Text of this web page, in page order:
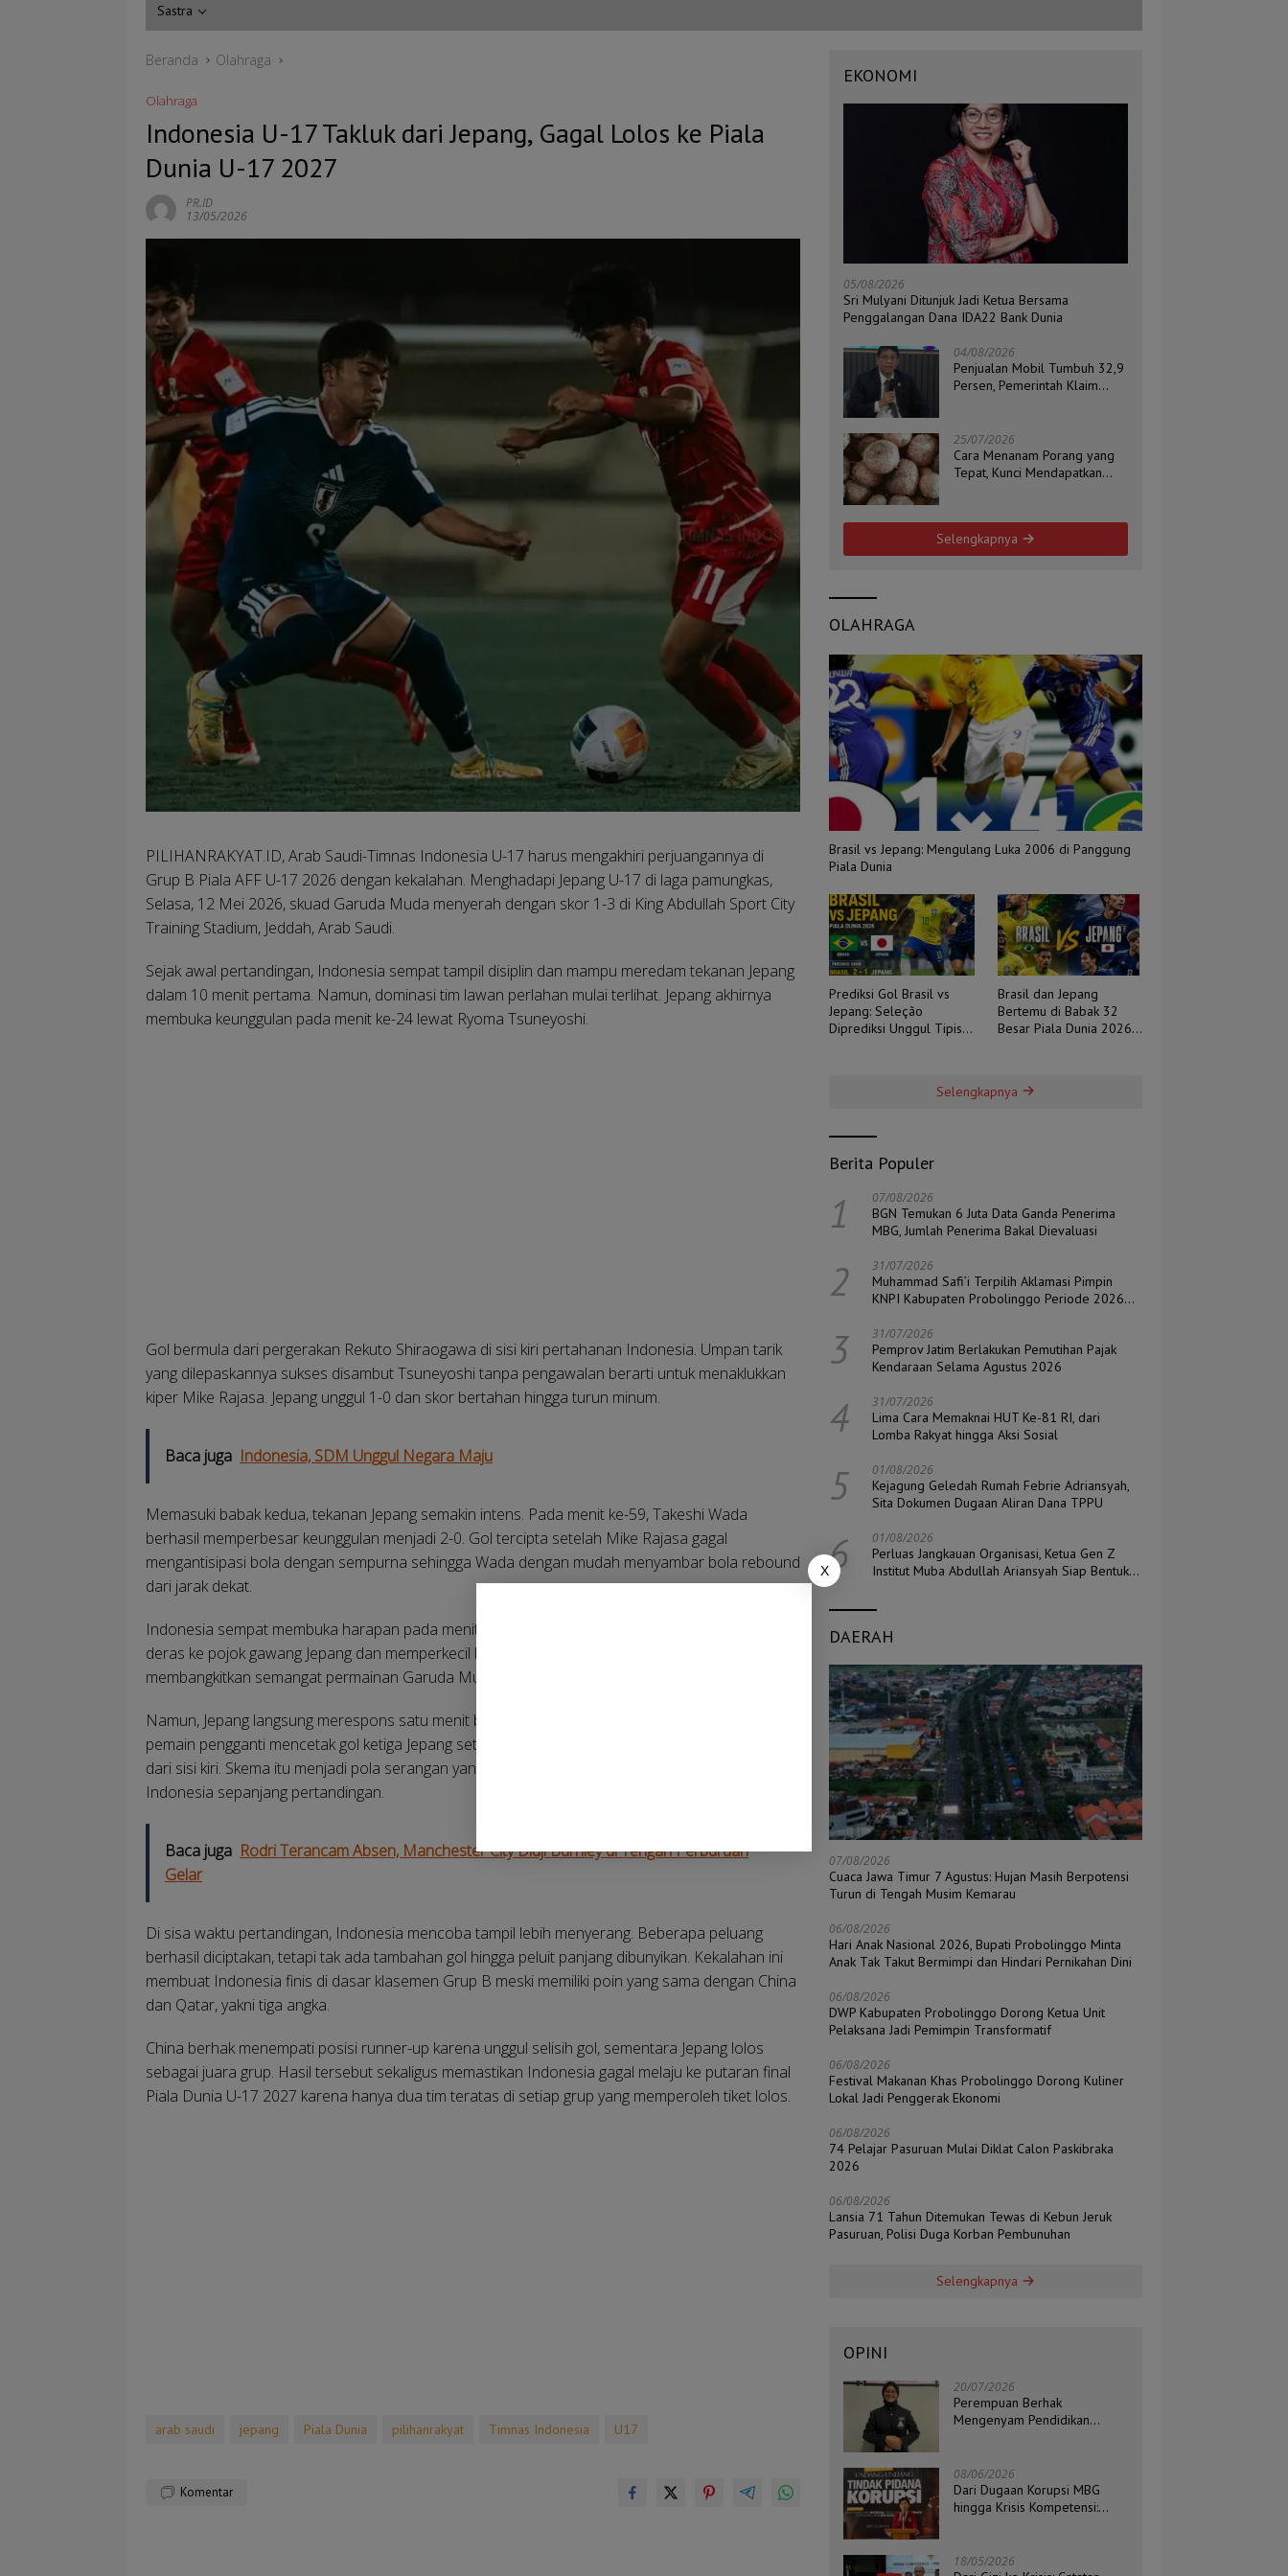
Sastra
Beranda Olahraga
Olahraga
Indonesia U-17 Takluk dari Jepang, Gagal Lolos ke Piala
Dunia U-17 2027
PR.ID
13/05/2026
PILIHANRAKYAT.ID, Arab Saudi-Timnas Indonesia U-17 harus mengakhiri perjuangannya di
Grup B Piala AFF U-17 2026 dengan kekalahan. Menghadapi Jepang U-17 di laga pamungkas,
Selasa, 12 Mei 2026, skuad Garuda Muda menyerah dengan skor 1-3 di King Abdullah Sport City
Training Stadium, Jeddah, Arab Saudi.
Sejak awal pertandingan, Indonesia sempat tampil disiplin dan mampu meredam tekanan Jepang
dalam 10 menit pertama. Namun, dominasi tim lawan perlahan mulai terlihat. Jepang akhirnya
membuka keunggulan pada menit ke-24 lewat Ryoma Tsuneyoshi.
Gol bermula dari pergerakan Rekuto Shiraogawa di sisi kiri pertahanan Indonesia. Umpan tarik
yang dilepaskannya sukses disambut Tsuneyoshi tanpa pengawalan berarti untuk menaklukkan
kiper Mike Rajasa. Jepang unggul 1-0 dan skor bertahan hingga turun minum.
Baca juga Indonesia, SDM Unggul Negara Maju
Memasuki babak kedua, tekanan Jepang semakin intens. Pada menit ke-59, Takeshi Wada
berhasil memperbesar keunggulan menjadi 2-0. Gol tercipta setelah Mike Rajasa gagal
mengantisipasi bola dengan sempurna sehingga Wada dengan mudah menyambar bola rebound
dari jarak dekat.
Indonesia sempat membuka harapan pada menit ke-70. Tendangan bebas Peres Tjoe meluncur
deras ke pojok gawang Jepang dan memperkecil ketertinggalan menjadi 1-2. Gol tersebut sempat
membangkitkan semangat permainan Garuda Muda.
Namun, Jepang langsung merespons satu menit berselang. Arata Otamoto yang masuk sebagai
pemain pengganti mencetak gol ketiga Jepang setelah memanfaatkan umpan silang mendatar
dari sisi kiri. Skema itu menjadi pola serangan yang berulang kali merepotkan lini pertahanan
Indonesia sepanjang pertandingan.
Baca juga Rodri Terancam Absen, Manchester City Diuji Burnley di Tengah Perburuan
Gelar
Di sisa waktu pertandingan, Indonesia mencoba tampil lebih menyerang. Beberapa peluang
berhasil diciptakan, tetapi tak ada tambahan gol hingga peluit panjang dibunyikan. Kekalahan ini
membuat Indonesia finis di dasar klasemen Grup B meski memiliki poin yang sama dengan China
dan Qatar, yakni tiga angka.
China berhak menempati posisi runner-up karena unggul selisih gol, sementara Jepang lolos
sebagai juara grup. Hasil tersebut sekaligus memastikan Indonesia gagal melaju ke putaran final
Piala Dunia U-17 2027 karena hanya dua tim teratas di setiap grup yang memperoleh tiket lolos.
arab saudi jepang Piala Dunia pilihanrakyat Timnas Indonesia U17
Komentar
EKONOMI
05/08/2026
Sri Mulyani Ditunjuk Jadi Ketua Bersama
Penggalangan Dana IDA22 Bank Dunia
04/08/2026
Penjualan Mobil Tumbuh 32,9
Persen, Pemerintah Klaim
25/07/2026
Cara Menanam Porang yang
Tepat, Kunci Mendapatkan
Selengkapnya
OLAHRAGA
Brasil vs Jepang: Mengulang Luka 2006 di Panggung
Piala Dunia
Prediksi Gol Brasil vs
Jepang: Seleção
Diprediksi Unggul Tipis,
Brasil dan Jepang
Bertemu di Babak 32
Besar Piala Dunia 2026,
Selengkapnya
Berita Populer
1 07/08/2026
BGN Temukan 6 Juta Data Ganda Penerima
MBG, Jumlah Penerima Bakal Dievaluasi
2 31/07/2026
Muhammad Safi’i Terpilih Aklamasi Pimpin
KNPI Kabupaten Probolinggo Periode 2026–
3 31/07/2026
Pemprov Jatim Berlakukan Pemutihan Pajak
Kendaraan Selama Agustus 2026
4 31/07/2026
Lima Cara Memaknai HUT Ke-81 RI, dari
Lomba Rakyat hingga Aksi Sosial
5 01/08/2026
Kejagung Geledah Rumah Febrie Adriansyah,
Sita Dokumen Dugaan Aliran Dana TPPU
6 01/08/2026
Perluas Jangkauan Organisasi, Ketua Gen Z
Institut Muba Abdullah Ariansyah Siap Bentuk
DAERAH
07/08/2026
Cuaca Jawa Timur 7 Agustus: Hujan Masih Berpotensi
Turun di Tengah Musim Kemarau
06/08/2026
Hari Anak Nasional 2026, Bupati Probolinggo Minta
Anak Tak Takut Bermimpi dan Hindari Pernikahan Dini
06/08/2026
DWP Kabupaten Probolinggo Dorong Ketua Unit
Pelaksana Jadi Pemimpin Transformatif
06/08/2026
Festival Makanan Khas Probolinggo Dorong Kuliner
Lokal Jadi Penggerak Ekonomi
06/08/2026
74 Pelajar Pasuruan Mulai Diklat Calon Paskibraka
2026
06/08/2026
Lansia 71 Tahun Ditemukan Tewas di Kebun Jeruk
Pasuruan, Polisi Duga Korban Pembunuhan
Selengkapnya
OPINI
20/07/2026
Perempuan Berhak
Mengenyam Pendidikan
08/06/2026
Dari Dugaan Korupsi MBG
hingga Krisis Kompetensi:
Politik, Hukum, dan HAM
18/05/2026
X